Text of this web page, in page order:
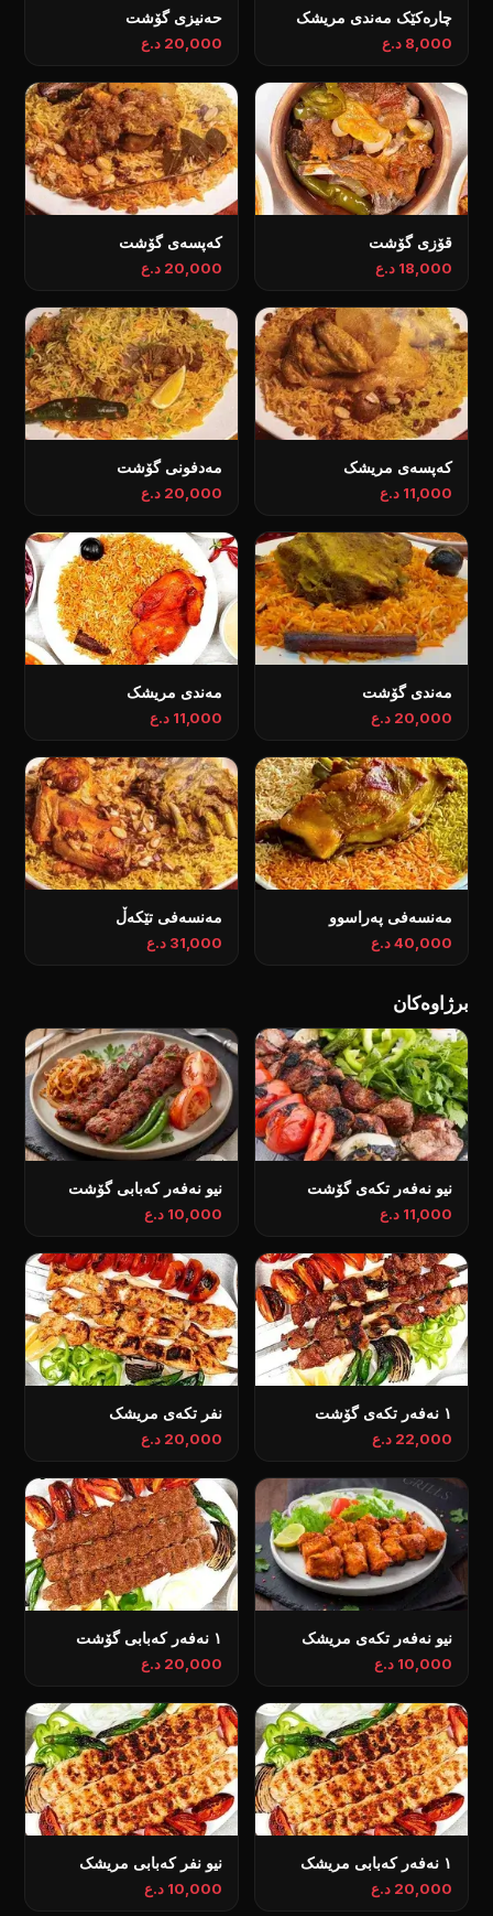
چارەکێک مەندی مریشک
8,000 د.ع
حەنیزی گۆشت
20,000 د.ع
قۆزی گۆشت
18,000 د.ع
کەپسەی گۆشت
20,000 د.ع
کەپسەی مریشک
11,000 د.ع
مەدفونی گۆشت
20,000 د.ع
مەندی گۆشت
20,000 د.ع
مەندی مریشک
11,000 د.ع
مەنسەفی پەراسوو
40,000 د.ع
مەنسەفی تێکەڵ
31,000 د.ع
برژاوەکان
نيو نەفەر تكەی گۆشت
11,000 د.ع
نيو نەفەر کەبابی گۆشت
10,000 د.ع
١ نەفەر تكەی گۆشت
22,000 د.ع
نفر تكەی مریشک
20,000 د.ع
نيو نەفەر تكەی مریشک
10,000 د.ع
١ نەفەر کەبابی گۆشت
20,000 د.ع
١ نەفەر کەبابی مریشک
20,000 د.ع
نيو نفر کەبابی مریشک
10,000 د.ع